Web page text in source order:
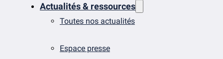
Actualités & ressources
Toutes nos actualités
Espace presse